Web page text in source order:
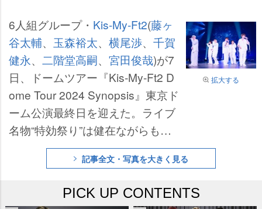
拡大する
6人組グループ・ Kis-My-Ft2(藤ヶ
谷太輔、 玉森裕太、 横尾渉、 千賀
健永、 二階堂高嗣、 宮田俊哉)が7
日、ドームツアー『Kis-My-Ft2 D
ome Tour 2024 Synopsis』東京ド
ーム公演最終日を迎えた。ライブ
名物“特効祭り”は健在ながらも、
ツアー演出として初となるダンサ
ーを入れてのパフォーマンス、国
「スケルトンLED」をはじめ、
記事全文・写真を大きく見る
PICK UP CONTENTS